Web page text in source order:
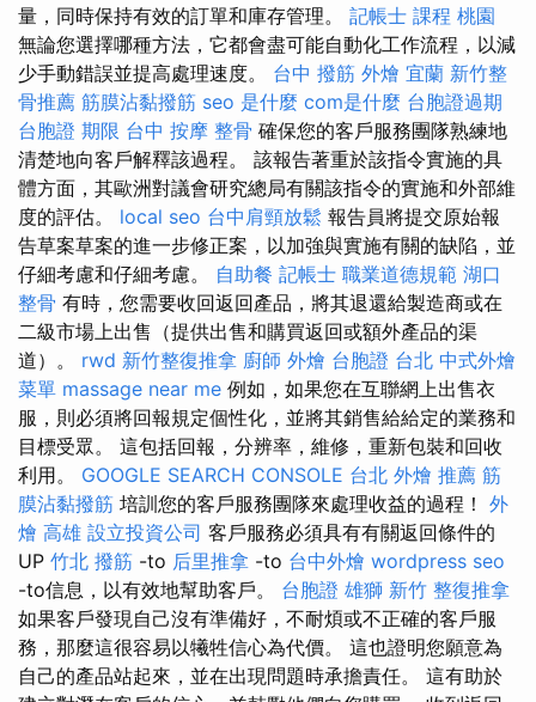
量，同時保持有效的訂單和庫存管理。 記帳士 課程 桃園
無論您選擇哪種方法，它都會盡可能自動化工作流程，以減
少手動錯誤並提高處理速度。 台中 撥筋 外燴 宜蘭 新竹整
骨推薦 筋膜沾黏撥筋 seo 是什麼 com是什麼 台胞證過期
台胞證 期限 台中 按摩 整骨 確保您的客戶服務團隊熟練地
清楚地向客戶解釋該過程。 該報告著重於該指令實施的具
體方面，其歐洲對議會研究總局有關該指令的實施和外部維
度的評估。 local seo 台中肩頸放鬆 報告員將提交原始報
告草案草案的進一步修正案，以加強與實施有關的缺陷，並
仔細考慮和仔細考慮。 自助餐 記帳士 職業道德規範 湖口
整骨 有時，您需要收回返回產品，將其退還給製造商或在
二級市場上出售（提供出售和購買返回或額外產品的渠
道）。 rwd 新竹整復推拿 廚師 外燴 台胞證 台北 中式外燴
菜單 massage near me 例如，如果您在互聯網上出售衣
服，則必須將回報規定個性化，並將其銷售給給定的業務和
目標受眾。 這包括回報，分辨率，維修，重新包裝和回收
利用。 GOOGLE SEARCH CONSOLE 台北 外燴 推薦 筋
膜沾黏撥筋 培訓您的客戶服務團隊來處理收益的過程！ 外
燴 高雄 設立投資公司 客戶服務必須具有有關返回條件的
UP 竹北 撥筋 -to 后里推拿 -to 台中外燴 wordpress seo
-to信息，以有效地幫助客戶。 台胞證 雄獅 新竹 整復推拿
如果客戶發現自己沒有準備好，不耐煩或不正確的客戶服
務，那麼這很容易以犧牲信心為代價。 這也證明您願意為
自己的產品站起來，並在出現問題時承擔責任。 這有助於